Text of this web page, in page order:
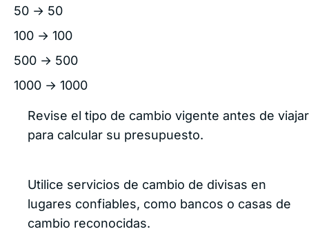
50 → 50
100 → 100
500 → 500
1000 → 1000
Revise el tipo de cambio vigente antes de viajar
para calcular su presupuesto.
Utilice servicios de cambio de divisas en
lugares confiables, como bancos o casas de
cambio reconocidas.